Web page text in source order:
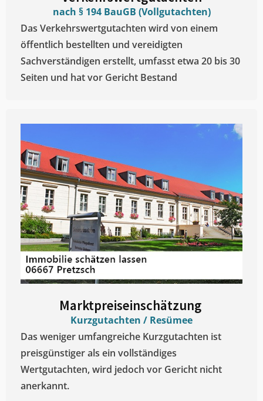
nach § 194 BauGB (Vollgutachten)
Das Verkehrswertgutachten wird von einem
öffentlich bestellten und vereidigten
Sachverständigen erstellt, umfasst etwa 20 bis 30
Seiten und hat vor Gericht Bestand
Marktpreiseinschätzung ​
Kurzgutachten / Resümee
Das weniger umfangreiche Kurzgutachten ist
preisgünstiger als ein vollständiges
Wertgutachten, wird jedoch vor Gericht nicht
anerkannt.